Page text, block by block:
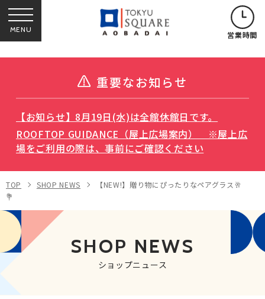
MENU 営業時間
重要なお知らせ
【お知らせ】8月19日(水)は全館休館日です。
ROOFTOP GUIDANCE（屋上広場案内） ※屋上広
場をご利用の際は、事前にご確認ください
TOP SHOP NEWS
【NEW!】贈り物にぴったりなペアグラス🥂
💐
SHOP NEWS
ショップニュース